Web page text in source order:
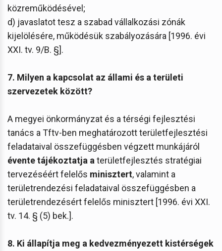
közreműködésével;
d) javaslatot tesz a szabad vállalkozási zónák
kijelölésére, működésük szabályozására [1996. évi
XXI. tv. 9/B. §].
7. Milyen a kapcsolat az állami és a területi
szervezetek között?
A megyei önkormányzat és a térségi fejlesztési
tanács a Tftv-ben meghatározott területfejlesztési
feladataival összefüggésben végzett munkájáról
évente tájékoztatja a területfejlesztés stratégiai
tervezéséért felelős minisztert, valamint a
területrendezési feladataival összefüggésben a
területrendezésért felelős minisztert [1996. évi XXI.
tv. 14. § (5) bek.].
8. Ki állapítja meg a kedvezményezett kistérségek